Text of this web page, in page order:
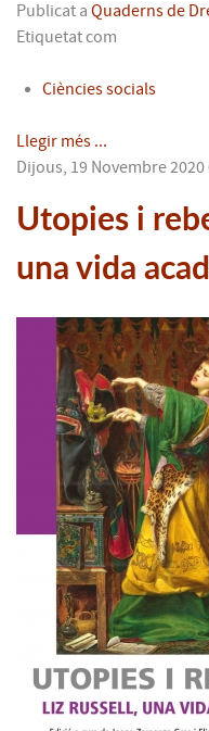
Publicat a Quaderns de
Etiquetat com
Ciències socials
Llegir més ...
Dijous, 19 Novembre 2020
Utopies i
una vida